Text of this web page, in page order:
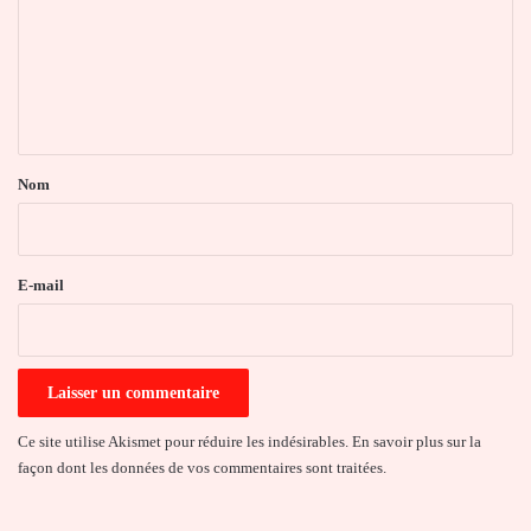
a
e
Nom
E-mail
Ce site utilise Akismet pour réduire les indésirables. En savoir plus sur la
façon dont les données de vos commentaires sont traitées